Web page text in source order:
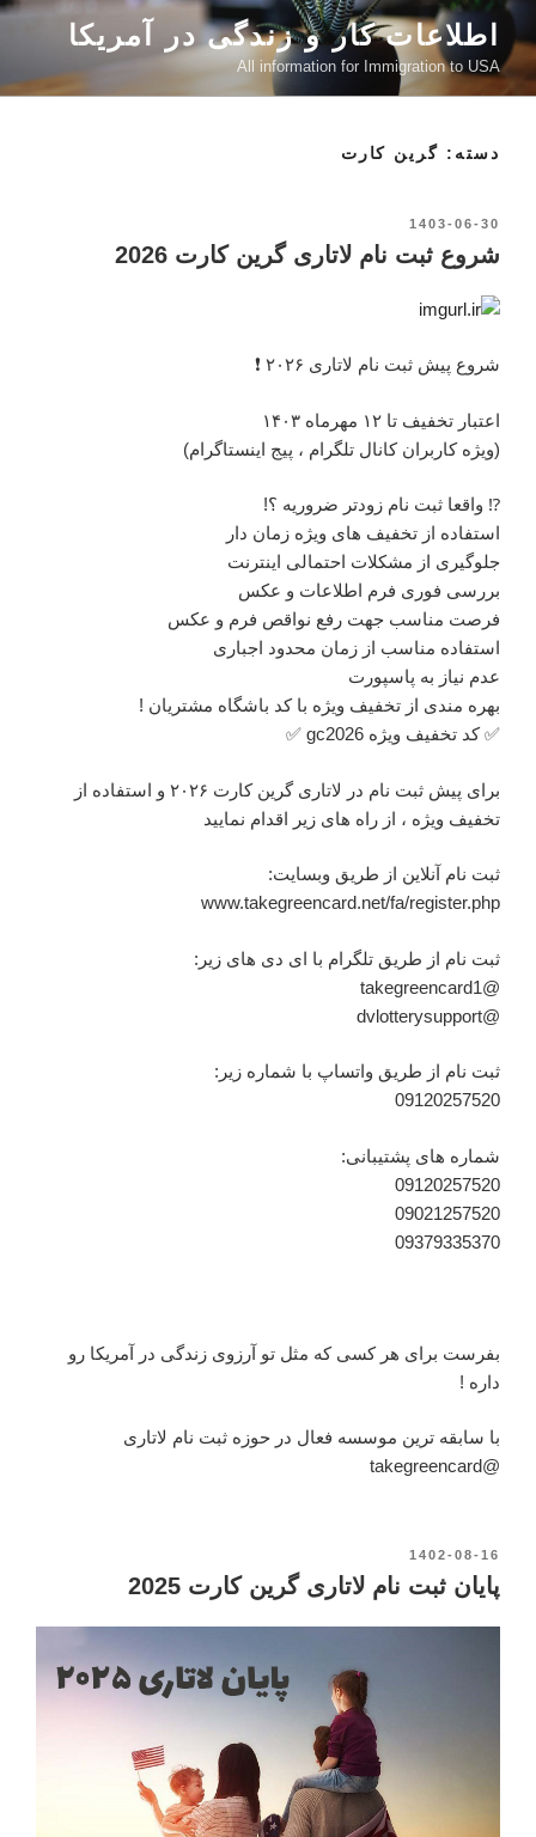
رفتن
به
محتوا
اطلاعات کار و زندگی در آمریکا
All information for Immigration to USA
دسته: گرین کارت
نوشته‌شده
در
1403-06-30
شروع ثبت نام لاتاری گرین کارت 2026
شروع پیش ثبت نام لاتاری ۲۰۲۶ ❗️
اعتبار تخفیف تا ۱۲ مهرماه ۱۴۰۳
(ویژه کاربران کانال تلگرام ، پیج اینستاگرام)
⁉️ واقعا ثبت نام زودتر ضروریه ؟!
استفاده از تخفیف های ویژه زمان دار
جلوگیری از مشکلات احتمالی اینترنت
بررسی فوری فرم اطلاعات و عکس
فرصت مناسب جهت رفع نواقص فرم و عکس
استفاده مناسب از زمان محدود اجباری
عدم نیاز به پاسپورت
بهره مندی از تخفیف ویژه با کد باشگاه مشتریان !
✅ کد تخفیف ویژه gc2026 ✅
برای پیش ثبت نام در لاتاری گرین کارت ۲۰۲۶ و استفاده از
تخفیف ویژه ، از راه های زیر اقدام نمایید
ثبت نام آنلاین از طریق وبسایت:
www.takegreencard.net/fa/register.php
ثبت نام از طریق تلگرام با ای دی های زیر:
@takegreencard1
@dvlotterysupport
ثبت نام از طریق واتساپ با شماره زیر:
09120257520
شماره های پشتیبانی:
09120257520
09021257520
09379335370
بفرست برای هر کسی که مثل تو آرزوی زندگی در آمریکا رو
داره !
با سابقه ترین موسسه فعال در حوزه ثبت نام لاتاری
@takegreencard
نوشته‌شده
در
1402-08-16
پایان ثبت نام لاتاری گرین کارت 2025